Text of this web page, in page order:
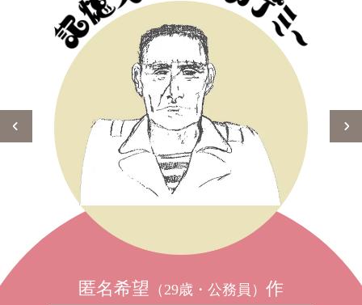
匿名希望 （29歳・公務員） 作